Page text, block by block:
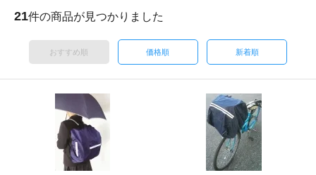
21件の商品が見つかりました
おすすめ順 価格順 新着順